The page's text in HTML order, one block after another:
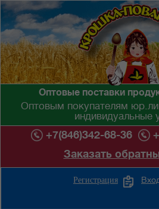
Оптовые поставки
Оптовым покупателям
индивидуальные
+7(846)342-68-36
Заказать
Регистрация